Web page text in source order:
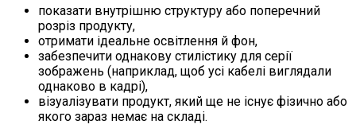
показати внутрішню структуру або поперечний
розріз продукту,
отримати ідеальне освітлення й фон,
забезпечити однакову стилістику для серії
зображень (наприклад, щоб усі кабелі виглядали
однаково в кадрі),
візуалізувати продукт, який ще не існує фізично або
якого зараз немає на складі.